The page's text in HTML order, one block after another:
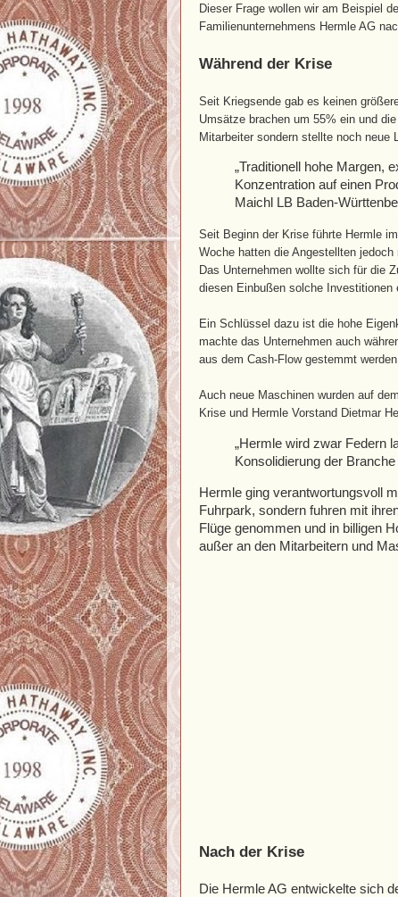
Dieser Frage wollen wir am Beispiel
Familienunternehmens Hermle AG
Während der Krise
Seit Kriegsende gab es keinen
Umsätze brachen um 55% ein und
Mitarbeiter sondern stellte noch neue
„Traditionell hohe Margen,
Konzentration auf einen
Maichl LB Baden-
Seit Beginn der Krise führte Hermle
Woche hatten die Angestellten
Das Unternehmen wollte sich für die
diesen Einbußen solche Investitionen
Ein Schlüssel dazu ist die hohe
machte das Unternehmen auch
aus dem Cash-Flow gestemmt
Auch neue Maschinen wurden auf
Krise und Hermle Vorstand Dietmar
„Hermle wird zwar Federn
Konsolidierung der
Hermle ging verantwortungsvoll
Fuhrpark, sondern fuhren mit
Flüge genommen und in billigen
außer an den Mitarbeitern und
Nach der Krise
Die Hermle AG entwickelte sich